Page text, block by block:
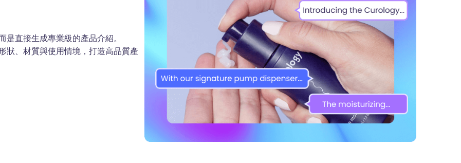
直接生成專業級的產品介紹。
狀、材質與使用情境，打造高品質產